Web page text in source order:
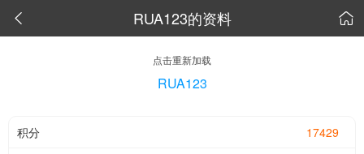
 RUA123的资料 
点击重新加载
RUA123
17429
积分